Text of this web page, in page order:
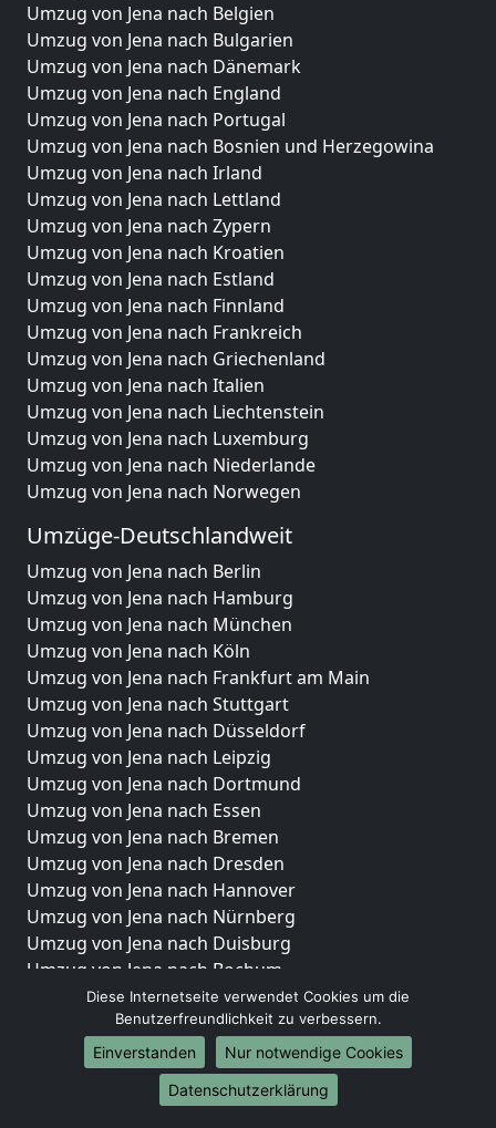
Umzug von Jena nach Belgien
Umzug von Jena nach Bulgarien
Umzug von Jena nach Dänemark
Umzug von Jena nach England
Umzug von Jena nach Portugal
Umzug von Jena nach Bosnien und Herzegowina
Umzug von Jena nach Irland
Umzug von Jena nach Lettland
Umzug von Jena nach Zypern
Umzug von Jena nach Kroatien
Umzug von Jena nach Estland
Umzug von Jena nach Finnland
Umzug von Jena nach Frankreich
Umzug von Jena nach Griechenland
Umzug von Jena nach Italien
Umzug von Jena nach Liechtenstein
Umzug von Jena nach Luxemburg
Umzug von Jena nach Niederlande
Umzug von Jena nach Norwegen
Umzüge-Deutschlandweit
Umzug von Jena nach Berlin
Umzug von Jena nach Hamburg
Umzug von Jena nach München
Umzug von Jena nach Köln
Umzug von Jena nach Frankfurt am Main
Umzug von Jena nach Stuttgart
Umzug von Jena nach Düsseldorf
Umzug von Jena nach Leipzig
Umzug von Jena nach Dortmund
Umzug von Jena nach Essen
Umzug von Jena nach Bremen
Umzug von Jena nach Dresden
Umzug von Jena nach Hannover
Umzug von Jena nach Nürnberg
Umzug von Jena nach Duisburg
Umzug von Jena nach Bochum
Umzug von Jena nach Wuppertal
Umzug von Jena nach Bielefeld
Umzug von Jena nach Bonn
Umzug von Jena nach Münster
Diese Internetseite verwendet Cookies um die
Benutzerfreundlichkeit zu verbessern.
Einverstanden
Nur notwendige Cookies
Datenschutzerklärung